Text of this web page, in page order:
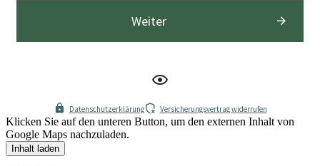
Weiter
Datenschutzerklärung Versicherungsvertrag widerrufen
Klicken Sie auf den unteren Button, um den externen Inhalt von
Google Maps nachzuladen.
Inhalt laden